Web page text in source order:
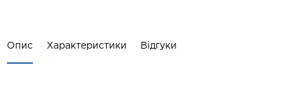
Опис Характеристики Відгуки